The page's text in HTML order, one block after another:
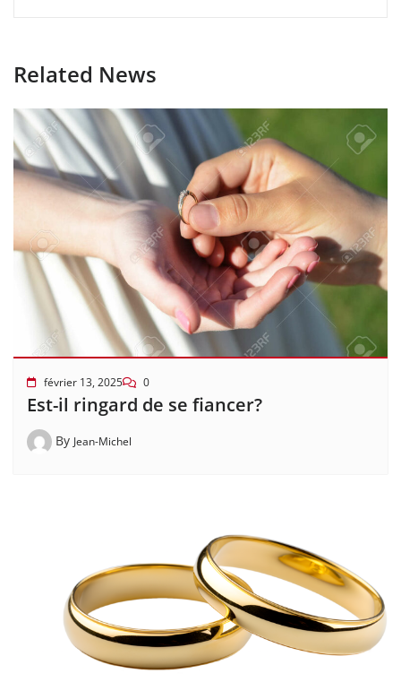
Related News
février 13, 2025 0
Est-il ringard de se fiancer?
By Jean-Michel